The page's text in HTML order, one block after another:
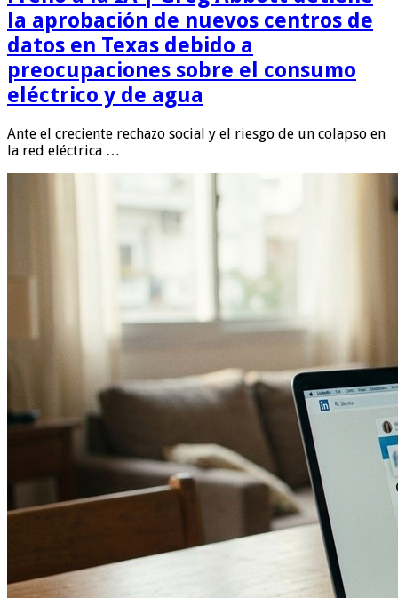
la aprobación de nuevos centros de
datos en Texas debido a
preocupaciones sobre el consumo
eléctrico y de agua
Ante el creciente rechazo social y el riesgo de un colapso en
la red eléctrica …